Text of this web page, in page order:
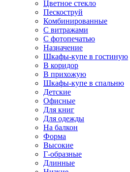
Цветное стекло
Пескоструй
Комбинированные
С витражами
С фотопечатью
Назначение
Шкафы-купе в гостиную
В коридор
В прихожую
Шкафы-купе в спальню
Детские
Офисные
Для книг
Для одежды
На балкон
Форма
Высокие
Г-образные
Длинные